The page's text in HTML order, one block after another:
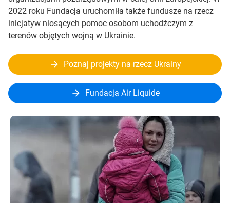
2022 roku Fundacja uruchomiła także fundusze na rzecz
inicjatyw niosących pomoc osobom uchodźczym z
terenów objętych wojną w Ukrainie.
Poznaj projekty na rzecz Ukrainy
Fundacja Air Liquide